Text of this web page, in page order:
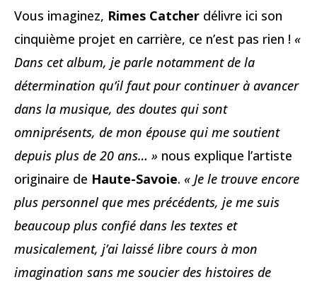
Vous imaginez, Rimes Catcher délivre ici son
cinquième projet en carrière, ce n’est pas rien ! «
Dans cet album, je parle notamment de la
détermination qu’il faut pour continuer à avancer
dans la musique, des doutes qui sont
omniprésents, de mon épouse qui me soutient
depuis plus de 20 ans… » nous explique l’artiste
originaire de Haute-Savoie. « Je le trouve encore
plus personnel que mes précédents, je me suis
beaucoup plus confié dans les textes et
musicalement, j’ai laissé libre cours à mon
imagination sans me soucier des histoires de